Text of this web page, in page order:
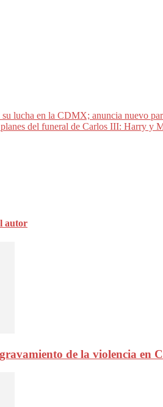
lucha en la CDMX; anuncia nuevo
del funeral de Carlos III: Harry y
autor
de la violencia en